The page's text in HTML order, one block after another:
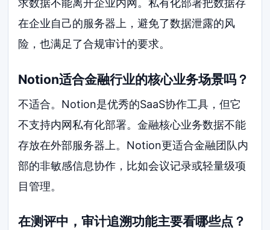
求数据不能离开企业内网。私有化部署把数据存
在企业自己的服务器上，避免了数据泄露的风
险，也满足了合规审计的要求。
Notion适合金融行业的核心业务场景吗？
不适合。Notion是优秀的SaaS协作工具，但它
不支持内网私有化部署。金融核心业务数据不能
存放在外部服务器上。Notion更适合金融团队内
部的非敏感信息协作，比如会议记录或轻量级项
目管理。
在测评中，审计追溯功能主要看哪些点？